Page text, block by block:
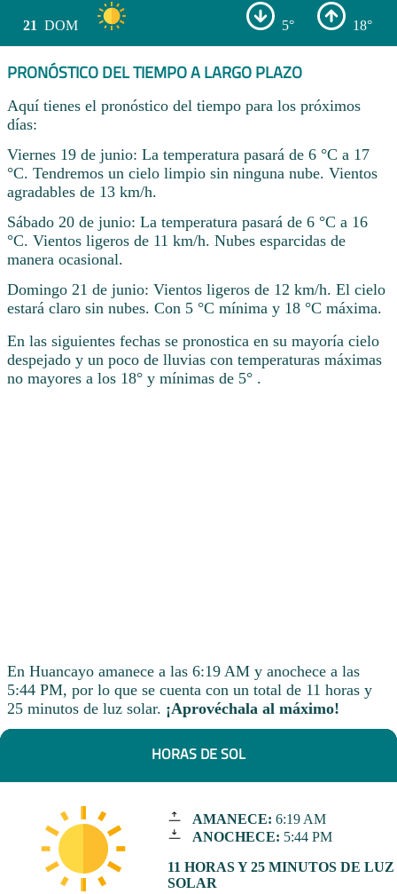
21 DOM 5° 18°
PRONÓSTICO DEL TIEMPO A LARGO PLAZO
Aquí tienes el pronóstico del tiempo para los próximos
días:
Viernes 19 de junio: La temperatura pasará de 6 °C a 17
°C. Tendremos un cielo limpio sin ninguna nube. Vientos
agradables de 13 km/h.
Sábado 20 de junio: La temperatura pasará de 6 °C a 16
°C. Vientos ligeros de 11 km/h. Nubes esparcidas de
manera ocasional.
Domingo 21 de junio: Vientos ligeros de 12 km/h. El cielo
estará claro sin nubes. Con 5 °C mínima y 18 °C máxima.
En las siguientes fechas se pronostica en su mayoría cielo
despejado y un poco de lluvias con temperaturas máximas
no mayores a los 18° y mínimas de 5° .
En Huancayo amanece a las 6:19 AM y anochece a las
5:44 PM, por lo que se cuenta con un total de 11 horas y
25 minutos de luz solar. ¡Aprovéchala al máximo!
HORAS DE SOL
AMANECE: 6:19 AM
ANOCHECE: 5:44 PM
11 HORAS Y 25 MINUTOS DE LUZ
SOLAR